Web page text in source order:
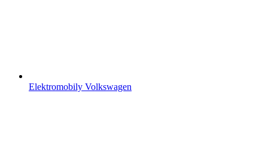
Elektromobily Volkswagen